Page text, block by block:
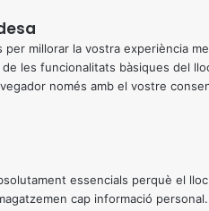
millorar la vostra experiència
les funcionalitats bàsiques del
només amb el vostre
essencials perquè el
cap informació personal.